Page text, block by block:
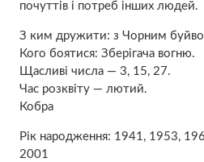
почуттів і потреб інших людей.
З ким дружити: з Чорним
Кого боятися: Зберігача вогню.
Щасливі числа — 3, 15, 27.
Час розквіту — лютий.
Кобра
Рік народження: 1941, 1953,
2001